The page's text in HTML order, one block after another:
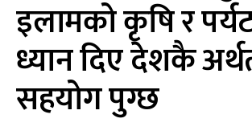
इलामको कृषि र
ध्यान दिए देशकै
सहयोग पुग्छ